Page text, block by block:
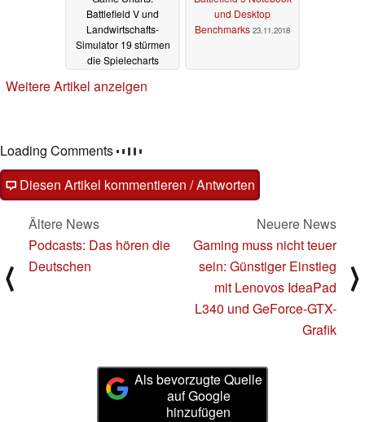
Battlefield V und
Landwirtschafts-
Simulator 19 stürmen
die Spielecharts
und Desktop
Benchmarks 23.11.2018
Weitere Artikel anzeigen
Loading Comments
Diesen Artikel kommentieren / Antworten
⟨
Ältere News
Podcasts: Das hören die
Deutschen
Neuere News
Gaming muss nicht teuer
sein: Günstiger Einstieg
mit Lenovos IdeaPad
L340 und GeForce-GTX-
Grafik
⟩
Als bevorzugte Quelle
auf Google
hinzufügen